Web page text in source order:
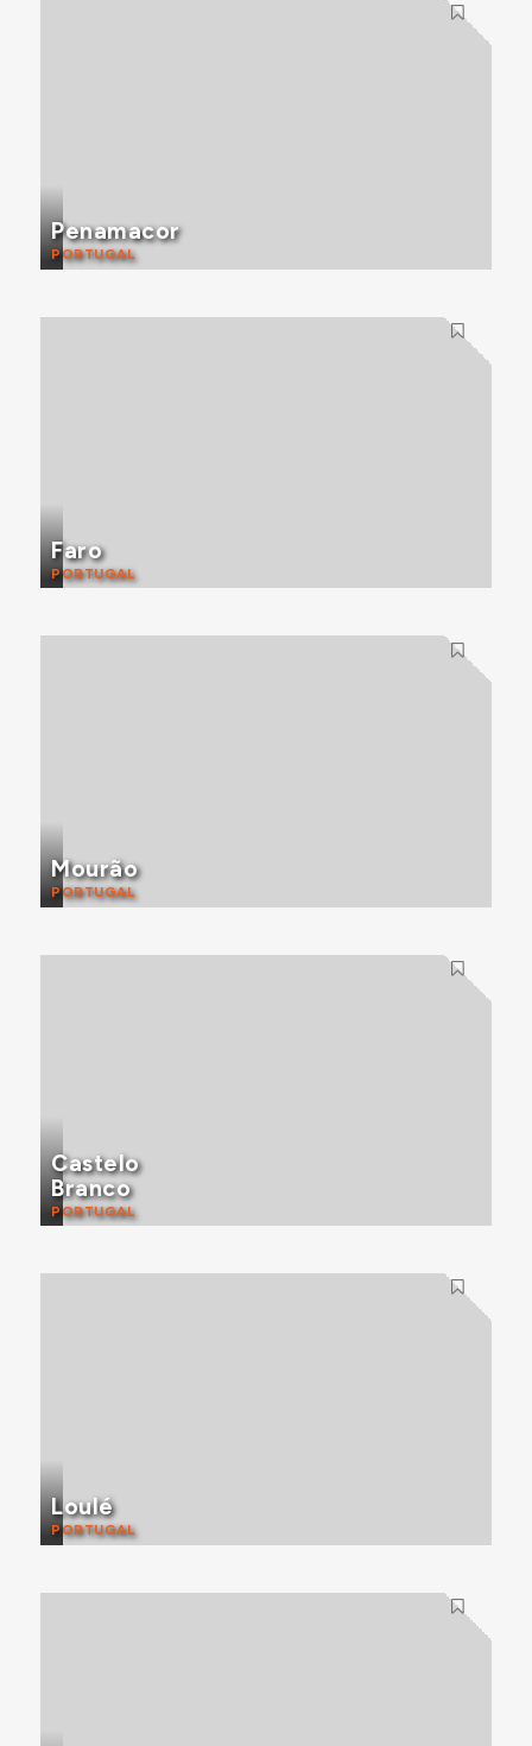
Penamacor
PORTUGAL
Faro
PORTUGAL
Mourão
PORTUGAL
Castelo
Branco
PORTUGAL
Loulé
PORTUGAL